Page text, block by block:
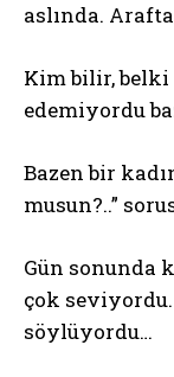
aslında.
Kim bilir,
edemiyordu
Bazen bir
musun?..”
Gün sonunda
çok seviyordu.
söylüyordu…